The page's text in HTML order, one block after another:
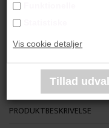
Vis cookie detaljer
"Et spinkelt håb"
100x80 cm.
Ikke indrammet
PRODUKTBESKRIVELSE